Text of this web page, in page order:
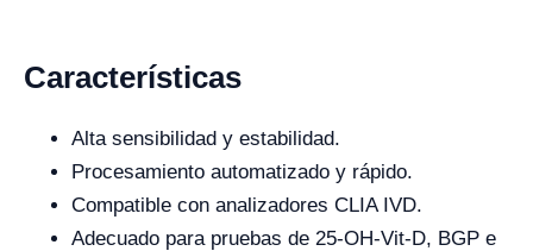
Características
Alta sensibilidad y estabilidad.
Procesamiento automatizado y rápido.
Compatible con analizadores CLIA IVD.
Adecuado para pruebas de 25-OH-Vit-D, BGP e